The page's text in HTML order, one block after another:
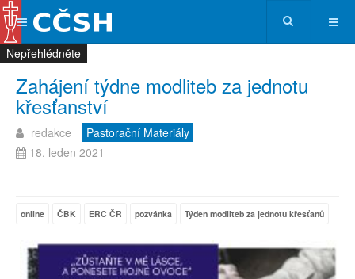
Zahájení týdne modliteb za jednotu
křesťanství
redakce
Pastorační Materiály
18. leden 2021
online ČBK ERC ČR pozvánka Týden modliteb za jednotu křesťanů
Nepřehlédněte
Nepřehlédněte
Nepřehlédněte
Nepřehlédněte